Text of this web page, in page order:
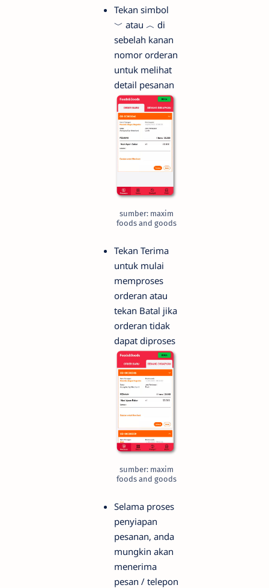
Tekan simbol
﹀ atau ︿ di
sebelah kanan
nomor orderan
untuk melihat
detail pesanan
sumber: maxim
foods and goods
Tekan Terima
untuk mulai
memproses
orderan atau
tekan Batal jika
orderan tidak
dapat diproses
sumber: maxim
foods and goods
Selama proses
penyiapan
pesanan, anda
mungkin akan
menerima
pesan / telepon